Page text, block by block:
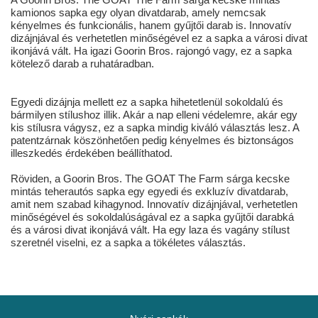
kamionos sapka egy olyan divatdarab, amely nemcsak
kényelmes és funkcionális, hanem gyűjtői darab is. Innovatív
dizájnjával és verhetetlen minőségével ez a sapka a városi divat
ikonjává vált. Ha igazi Goorin Bros. rajongó vagy, ez a sapka
kötelező darab a ruhatáradban.
Egyedi dizájnja mellett ez a sapka hihetetlenül sokoldalú és
bármilyen stílushoz illik. Akár a nap elleni védelemre, akár egy
kis stílusra vágysz, ez a sapka mindig kiváló választás lesz. A
patentzárnak köszönhetően pedig kényelmes és biztonságos
illeszkedés érdekében beállíthatod.
Röviden, a Goorin Bros. The GOAT The Farm sárga kecske
mintás teherautós sapka egy egyedi és exkluzív divatdarab,
amit nem szabad kihagynod. Innovatív dizájnjával, verhetetlen
minőségével és sokoldalúságával ez a sapka gyűjtői darabká
és a városi divat ikonjává vált. Ha egy laza és vagány stílust
szeretnél viselni, ez a sapka a tökéletes választás.